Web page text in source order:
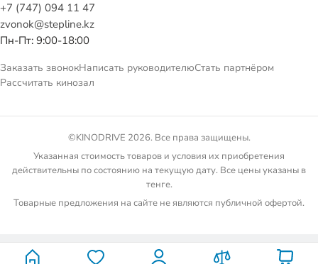
+7 (747) 094 11 47
zvonok@stepline.kz
Пн-Пт: 9:00-18:00
Заказать звонокНаписать руководителюСтать партнёром
Рассчитать кинозал
©KINODRIVE 2026. Все права защищены.
Указанная стоимость товаров и условия их приобретения
действительны по состоянию на текущую дату. Все цены указаны в
тенге.
Товарные предложения на сайте не являются публичной офертой.